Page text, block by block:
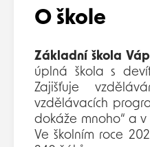
O škole
Základní škola
úplná škola s
Zajišťuje
vzdělávacích
dokáže mnoho“ a
Ve školním roce